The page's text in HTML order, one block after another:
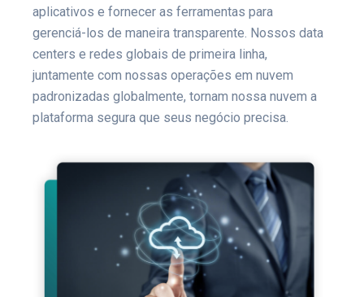
aplicativos e fornecer as ferramentas para
gerenciá-los de maneira transparente. Nossos data
centers e redes globais de primeira linha,
juntamente com nossas operações em nuvem
padronizadas globalmente, tornam nossa nuvem a
plataforma segura que seus negócio precisa.